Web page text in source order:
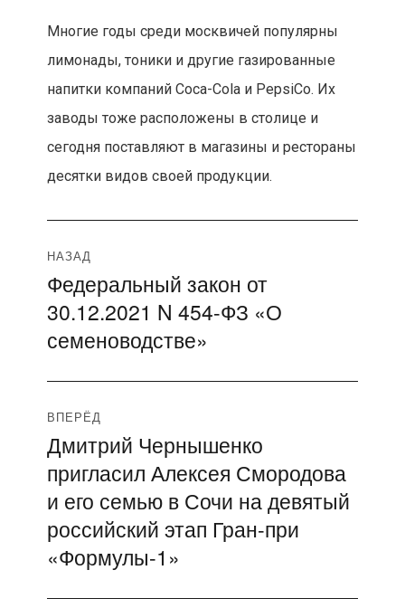
Многие годы среди москвичей популярны
лимонады, тоники и другие газированные
напитки компаний Coca-Cola и PepsiCo. Их
заводы тоже расположены в столице и
сегодня поставляют в магазины и рестораны
десятки видов своей продукции.
Навигация
по
записям
НАЗАД
Предыдущая
запись:
Федеральный закон от
30.12.2021 N 454-ФЗ «О
семеноводстве»
ВПЕРЁД
Следующая
запись:
Дмитрий Чернышенко
пригласил Алексея Смородова
и его семью в Сочи на девятый
российский этап Гран-при
«Формулы-1»